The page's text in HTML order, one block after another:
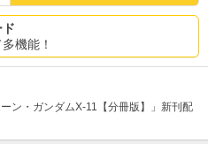
機能！
ン・ガンダムX-11【分冊版】」新刊配